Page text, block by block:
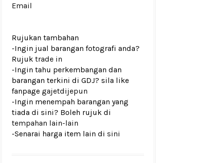
Email
Rujukan tambahan
-Ingin jual barangan fotografi anda?
Rujuk trade in
-Ingin tahu perkembangan dan
barangan terkini di GDJ? sila like
fanpage gajetdijepun
-Ingin menempah barangan yang
tiada di sini? Boleh rujuk di
tempahan lain-lain
-Senarai harga item lain di sini